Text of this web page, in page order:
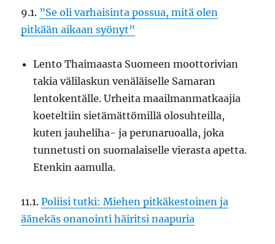
9.1. ”Se oli varhaisinta possua, mitä olen
pitkään aikaan syönyt”
Lento Thaimaasta Suomeen moottorivian
takia välilaskun venäläiselle Samaran
lentokentälle. Urheita maailmanmatkaajia
koeteltiin sietämättömillä olosuhteilla,
kuten jauheliha- ja perunaruoalla, joka
tunnetusti on suomalaiselle vierasta apetta.
Etenkin aamulla.
11.1.Poliisi tutki: Miehen pitkäkestoinen ja
äänekäs onanointi häiritsi naapuria